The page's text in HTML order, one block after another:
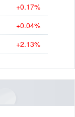
+0.17%
+0.04%
+2.13%